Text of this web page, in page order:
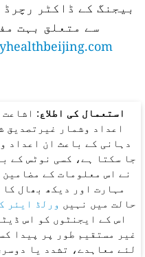
بیجنگ کے ڈاکٹر
سے متعلق بہت
استعمال کی اطلاع: اشاعت
اعداد وشمار غیرتصدیق
دہانی کے باعث ان اعداد
جا سکتا ہے، کسی نوٹس کے
نے اس معلومات کے
مہارت اور دیکھ بھال
حالت میں نہیںورلڈ ایئر
اس کے ایجنٹوں کو اس
غیر مستقیم طور پر پیدا
لئے معاہدے، تشدد یا